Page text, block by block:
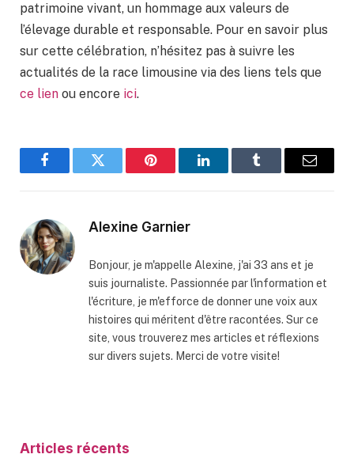
patrimoine vivant, un hommage aux valeurs de
l’élevage durable et responsable. Pour en savoir plus
sur cette célébration, n’hésitez pas à suivre les
actualités de la race limousine via des liens tels que
ce lien ou encore ici.
FacebookTwitter Pinterest LinkedInTumblr Email
Alexine Garnier
Bonjour, je m'appelle Alexine, j'ai 33 ans et je
suis journaliste. Passionnée par l'information et
l'écriture, je m'efforce de donner une voix aux
histoires qui méritent d'être racontées. Sur ce
site, vous trouverez mes articles et réflexions
sur divers sujets. Merci de votre visite!
Articles récents